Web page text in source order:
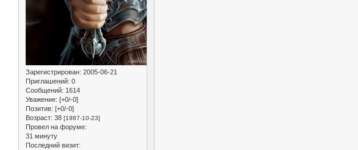
Зарегистрирован: 2005-06-21
Приглашений: 0
Сообщений: 1614
Уважение: [+0/-0]
Позитив: [+0/-0]
Возраст: 38 [1987-10-23]
Провел на форуме:
31 минуту
Последний визит: